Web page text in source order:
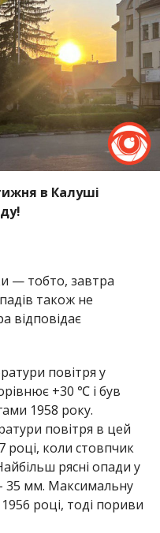
в Калуші
— тобто, завтра
також не
відповідає
повітря у
+30 ℃ і був
1958 року.
повітря в цей
році, коли стовпчик
рясні опади у
35 мм. Максимальну
році, тоді пориви